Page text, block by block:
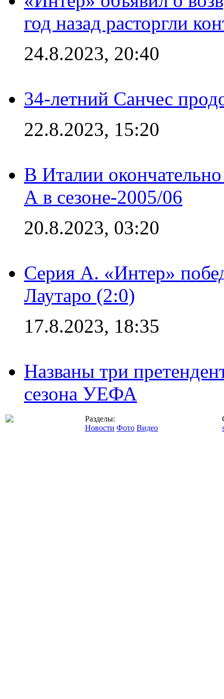
год назад расторгли
24.8.2023, 20:40
34-летний Санчес
22.8.2023, 15:20
В Италии
А в сезоне-2005/06
20.8.2023, 03:20
Серия А. «Интер»
Лаутаро (2:0)
17.8.2023, 18:35
Названы три
сезона УЕФА
Разделы:
Новости Фото Видео